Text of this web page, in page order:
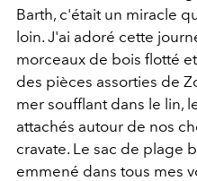
Barth, c'était un miracle
loin. J'ai adoré cette
morceaux de bois flotté
des pièces assorties de
mer soufflant dans le lin,
attachés autour de nos
cravate. Le sac de plage
emmené dans tous mes